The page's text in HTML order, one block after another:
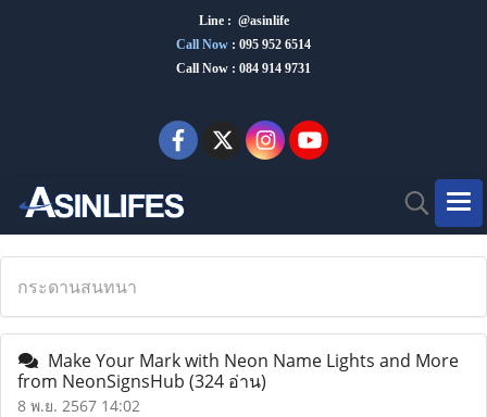
Line : @asinlife
Call Now : 095 952 6514
Call Now : 084 914 9731
กระดานสนทนา
Make Your Mark with Neon Name Lights and More
from NeonSignsHub (324 อ่าน)
8 พ.ย. 2567 14:02